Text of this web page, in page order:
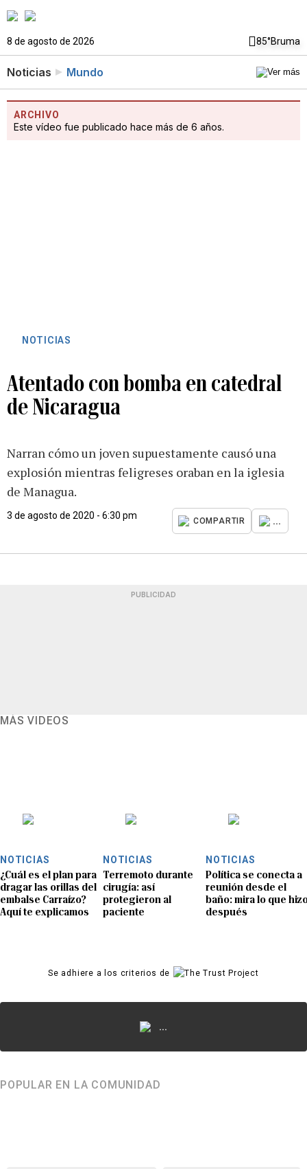
8 de agosto de 2026 85°Bruma
Noticias Mundo
ARCHIVO
Este vídeo fue publicado hace más de 6 años.
NOTICIAS
Atentado con bomba en catedral
de Nicaragua
Narran cómo un joven supuestamente causó una
explosión mientras feligreses oraban en la iglesia
de Managua.
3 de agosto de 2020 - 6:30 pm
COMPARTIR ...
PUBLICIDAD
MÁS VIDEOS
NOTICIAS
¿Cuál es el plan para
dragar las orillas del
embalse Carraízo?
Aquí te explicamos
NOTICIAS
Terremoto durante
cirugía: así
protegieron al
paciente
NOTICIAS
Política se conecta a
reunión desde el
baño: mira lo que
después
Se adhiere a los criterios de
...
POPULAR EN LA COMUNIDAD